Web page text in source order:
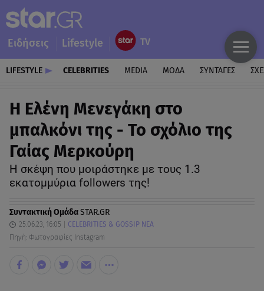
Ειδήσεις Lifestyle
LIFESTYLE CELEBRITIES MEDIA ΜΟΔΑ ΣΥΝΤΑΓΕΣ
Η Ελένη Μενεγάκη στο
μπαλκόνι της - Το σχόλιο της
Γαίας Μερκούρη
Η σκέψη που μοιράστηκε με τους 1.3
εκατομμύρια followers της!
Συντακτική ΟμάδαSTAR.GR
25.06.23, 16:05
CELEBRITIES & GOSSIP ΝΕΑ
Πηγή: Φωτογραφίες Instagram